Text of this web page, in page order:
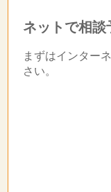
ネットで相談
まずはインター
さい。